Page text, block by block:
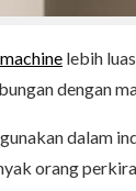
lebih
dengan
dalam
orang